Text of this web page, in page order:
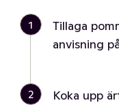
1
Tillaga
anvisning
2
Koka upp